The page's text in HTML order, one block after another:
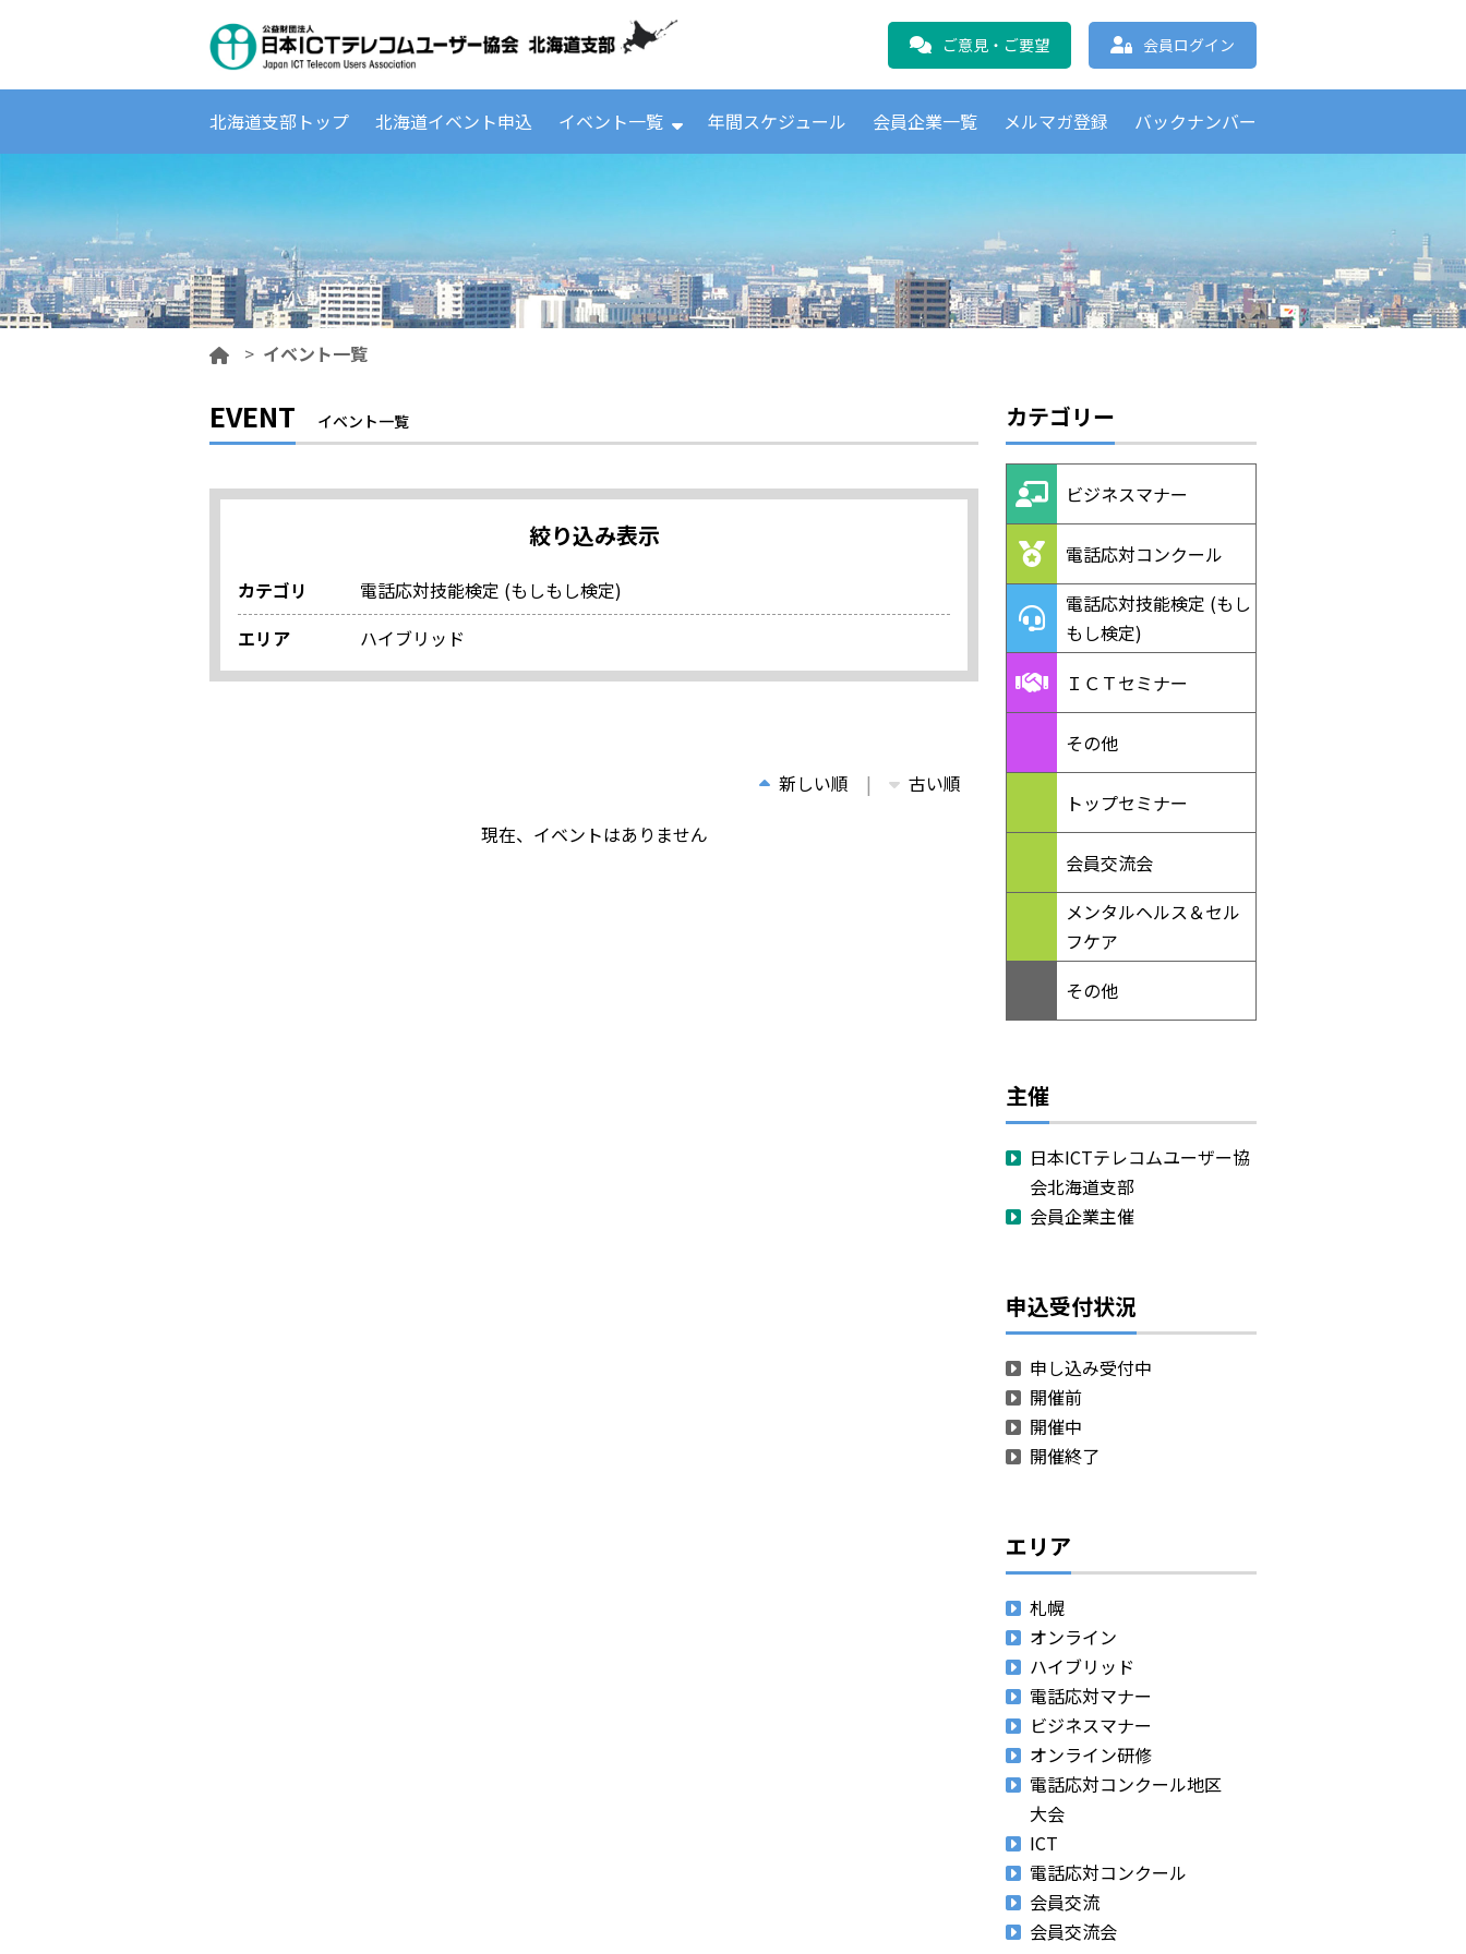
公益財団法人日本ICTテレコムユーザ協会 北海道支部
ご意見・ご要望 会員ログイン
北海道支部トップ 北海道イベント申込 イベント一覧 年間スケジュール 会員企業一覧 メルマガ登録 バックナンバー
> イベント一覧
EVENT イベント一覧
絞り込み表示
カテゴリ
電話応対技能検定 (もしもし検定)
エリア
ハイブリッド
新しい順
古い順
現在、イベントはありません
カテゴリー
ビジネスマナー
電話応対コンクール
電話応対技能検定 (もし
もし検定)
ＩＣＴセミナー
その他
トップセミナー
会員交流会
メンタルヘルス＆セル
フケア
その他
主催
日本ICTテレコムユーザー協
会北海道支部
会員企業主催
申込受付状況
申し込み受付中
開催前
開催中
開催終了
エリア
札幌
オンライン
ハイブリッド
電話応対マナー
ビジネスマナー
オンライン研修
電話応対コンクール地区
大会
ICT
電話応対コンクール
会員交流
会員交流会